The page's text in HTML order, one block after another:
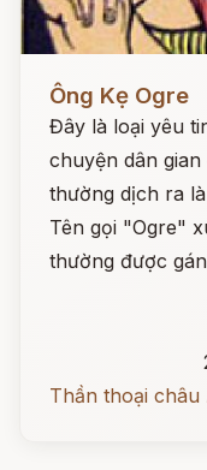
Đọc ngay
Ông Kẹ Ogre
Đây là loại yêu
chuyện dân
thường dịch ra
Tên gọi "Ogre"
thường được
Thần thoại châu